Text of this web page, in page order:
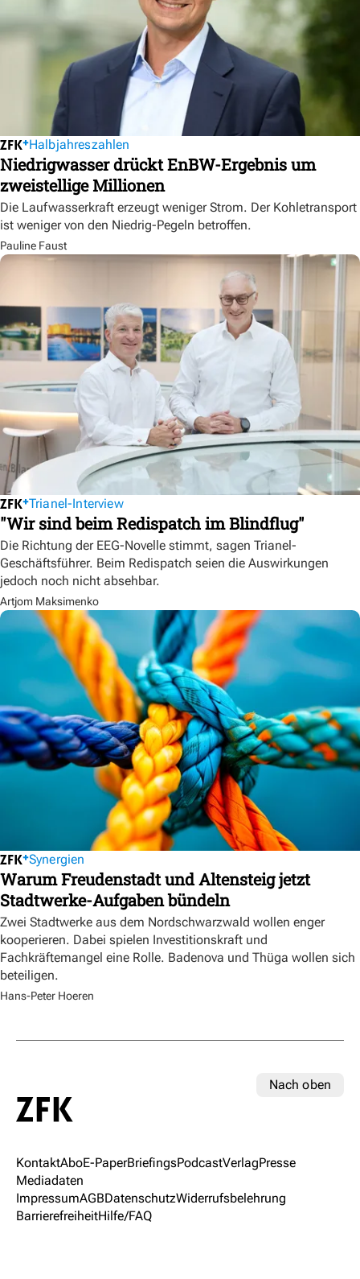
Halbjahreszahlen
Niedrigwasser drückt EnBW-Ergebnis um
zweistellige Millionen
Die Laufwasserkraft erzeugt weniger Strom. Der Kohletransport
ist weniger von den Niedrig-Pegeln betroffen.
Pauline Faust
Trianel-Interview
"Wir sind beim Redispatch im Blindflug"
Die Richtung der EEG-Novelle stimmt, sagen Trianel-
Geschäftsführer. Beim Redispatch seien die Auswirkungen
jedoch noch nicht absehbar.
Artjom Maksimenko
Synergien
Warum Freudenstadt und Altensteig jetzt
Stadtwerke-Aufgaben bündeln
Zwei Stadtwerke aus dem Nordschwarzwald wollen enger
kooperieren. Dabei spielen Investitionskraft und
Fachkräftemangel eine Rolle. Badenova und Thüga wollen sich
beteiligen.
Hans-Peter Hoeren
Nach oben
KontaktAboE-PaperBriefingsPodcastVerlagPresse
Mediadaten
ImpressumAGBDatenschutzWiderrufsbelehrung
BarrierefreiheitHilfe/FAQ